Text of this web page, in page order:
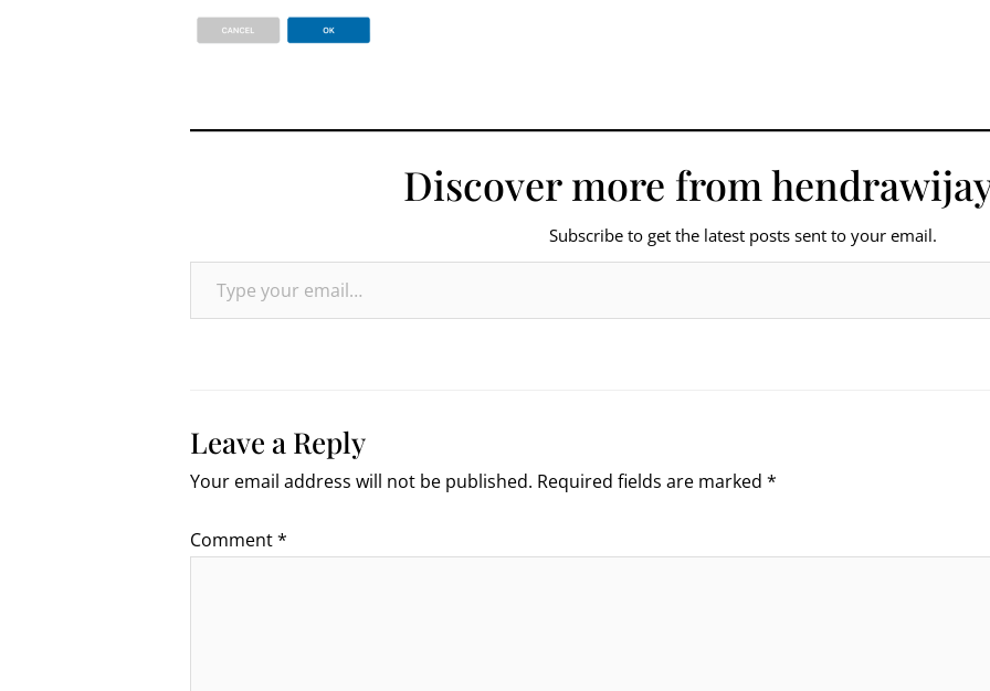
Discover more from
Subscribe to get the latest posts sent to your email.
Type your email…
Leave a Reply
Your email address will not be published. Required fields are marked *
Comment*